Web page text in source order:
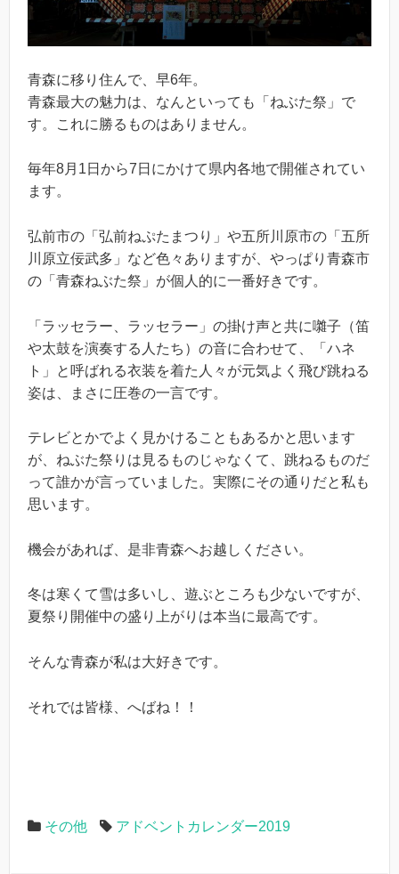
青森に移り住んで、早6年。
青森最大の魅力は、なんといっても「ねぶた祭」で
す。これに勝るものはありません。
毎年8月1日から7日にかけて県内各地で開催されてい
ます。
弘前市の「弘前ねぷたまつり」や五所川原市の「五所
川原立佞武多」など色々ありますが、やっぱり青森市
の「青森ねぶた祭」が個人的に一番好きです。
「ラッセラー、ラッセラー」の掛け声と共に囃子（笛
や太鼓を演奏する人たち）の音に合わせて、「ハネ
ト」と呼ばれる衣装を着た人々が元気よく飛び跳ねる
姿は、まさに圧巻の一言です。
テレビとかでよく見かけることもあるかと思います
が、ねぶた祭りは見るものじゃなくて、跳ねるものだ
って誰かが言っていました。実際にその通りだと私も
思います。
機会があれば、是非青森へお越しください。
冬は寒くて雪は多いし、遊ぶところも少ないですが、
夏祭り開催中の盛り上がりは本当に最高です。
そんな青森が私は大好きです。
それでは皆様、へばね！！
その他 アドベントカレンダー2019